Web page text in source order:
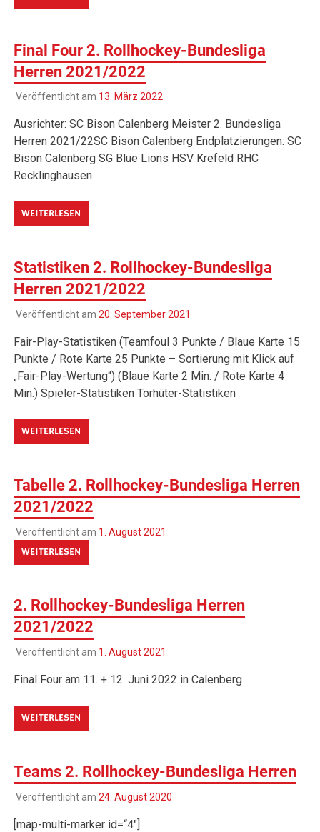
Final Four 2. Rollhockey-Bundesliga
Herren 2021/2022
Veröffentlicht am 13. März 2022
Ausrichter: SC Bison Calenberg Meister 2. Bundesliga
Herren 2021/22SC Bison Calenberg Endplatzierungen: SC
Bison Calenberg SG Blue Lions HSV Krefeld RHC
Recklinghausen
WEITERLESEN
Statistiken 2. Rollhockey-Bundesliga
Herren 2021/2022
Veröffentlicht am 20. September 2021
Fair-Play-Statistiken (Teamfoul 3 Punkte / Blaue Karte 15
Punkte / Rote Karte 25 Punkte – Sortierung mit Klick auf
„Fair-Play-Wertung“) (Blaue Karte 2 Min. / Rote Karte 4
Min.) Spieler-Statistiken Torhüter-Statistiken
WEITERLESEN
Tabelle 2. Rollhockey-Bundesliga Herren
2021/2022
Veröffentlicht am 1. August 2021
WEITERLESEN
2. Rollhockey-Bundesliga Herren
2021/2022
Veröffentlicht am 1. August 2021
Final Four am 11. + 12. Juni 2022 in Calenberg
WEITERLESEN
Teams 2. Rollhockey-Bundesliga Herren
Veröffentlicht am 24. August 2020
[map-multi-marker id=“4″]